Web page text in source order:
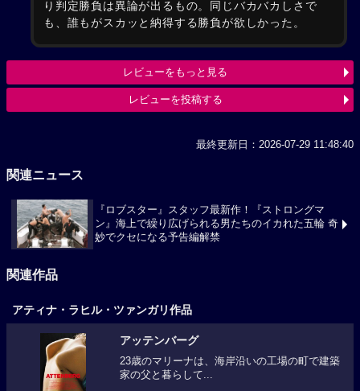
り判定勝負は異論が出るもの。同じバカバカしさで
も、誰もがスカッと納得する勝負が欲しかった。
レビューをもっと見る
レビューを投稿する
最終更新日：2026-07-29 11:48:40
関連ニュース
『ロブスター』スタッフ最新作！『ストロングマ
ン』海上で繰り広げられる男たちのイカれた五輪 奇
妙でクセになる予告編解禁
関連作品
アティナ・ラヒル・ツァンガリ作品
アッテンバーグ
23歳のマリーナは、海岸沿いの工場の町で建築
家の父と暮らして...